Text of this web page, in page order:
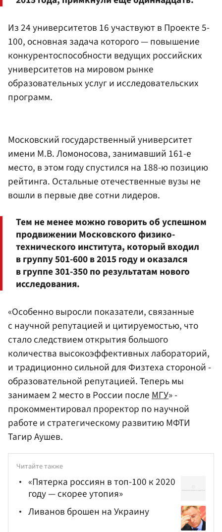
Из 24 университетов 16 участвуют в Проекте 5-
100, основная задача которого — повышение
конкурентоспособности ведущих российских
университетов на мировом рынке
образовательных услуг и исследовательских
программ.
Московский государственный университет
имени М.В. Ломоносова, занимавший 161-е
место, в этом году спустился на 188-ю позицию
рейтинга. Остальные отечественные вузы не
вошли в первые две сотни лидеров.
Тем не менее можно говорить об успешном
продвижении Московского физико-
технического института, который входил
в группу 501-600 в 2015 году и оказался
в группе 301-350 по результатам нового
исследования.
«Особенно выросли показатели, связанные
с научной репутацией и цитируемостью, что
стало следствием открытия большого
количества высокоэффективных лабораторий,
и традиционно сильной для Физтеха стороной -
образовательной репутацией. Теперь мы
занимаем 2 место в России послеМГУ» -
прокомментировал проректор по научной
работе и стратегическому развитию МФТИ
Тагир Аушев.
Читайте также
«Пятерка россиян в топ-100 к 2020
году — скорее утопия»
Ливанов брошен на Украину